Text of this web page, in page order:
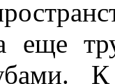
еще